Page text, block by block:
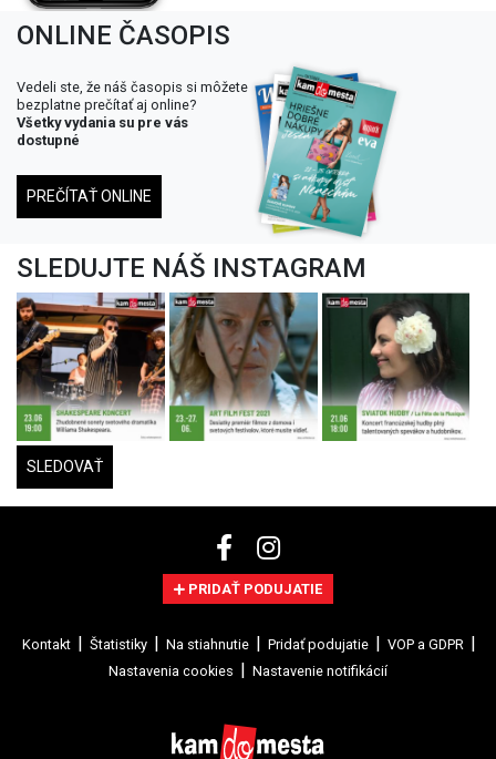
ONLINE ČASOPIS
Vedeli ste, že náš časopis si môžete
bezplatne prečítať aj online?
Všetky vydania su pre vás
dostupné
PREČÍTAŤ ONLINE
SLEDUJTE NÁŠ INSTAGRAM
SLEDOVAŤ
PRIDAŤ PODUJATIE
Kontakt Štatistiky Na stiahnutie Pridať podujatie
VOP a GDPR
Nastavenia cookies
Nastavenie notifikácií